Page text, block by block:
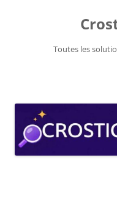
Toutes les